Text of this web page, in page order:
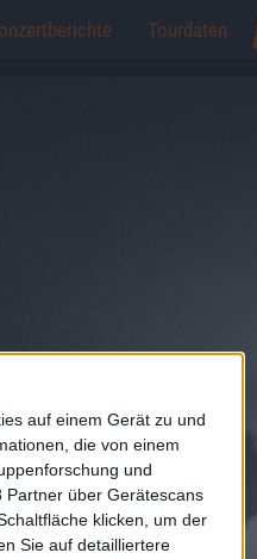
auf einem Gerät zu und
die von einem
und
Partner über Gerätescans
klicken, um der
Sie auf detailliertere
Tourdaten